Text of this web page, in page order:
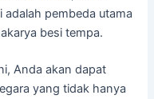
pembeda utama
besi tempa.
Anda akan dapat
yang tidak hanya